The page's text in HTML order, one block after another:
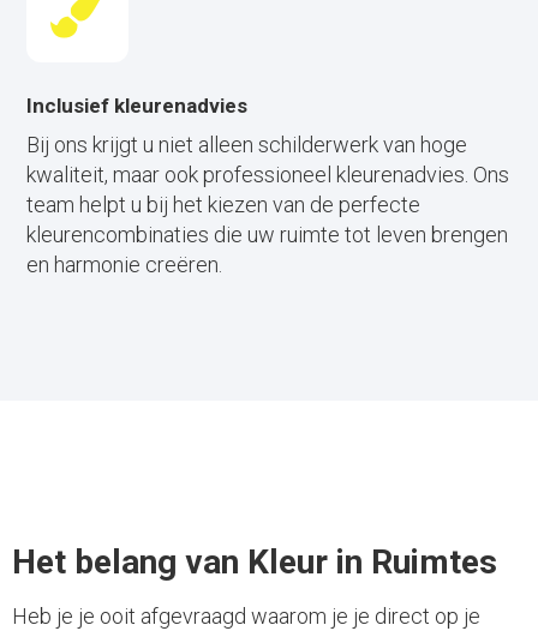
Inclusief kleurenadvies
Bij ons krijgt u niet alleen schilderwerk van hoge
kwaliteit, maar ook professioneel kleurenadvies. Ons
team helpt u bij het kiezen van de perfecte
kleurencombinaties die uw ruimte tot leven brengen
en harmonie creëren.
Het belang van Kleur in Ruimtes
Heb je je ooit afgevraagd waarom je je direct op je